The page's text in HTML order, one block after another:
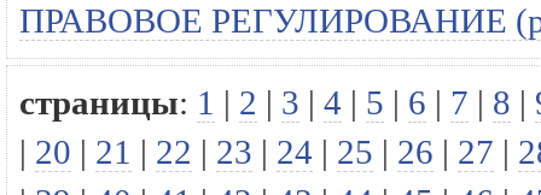
ПРАВОВОЕ РЕГУЛИРОВАНИЕ
страницы: 1 | 2 | 3 | 4 | 5 | 6 | 7 | 8 |
| 20 | 21 | 22 | 23 | 24 | 25 | 26 | 27 |